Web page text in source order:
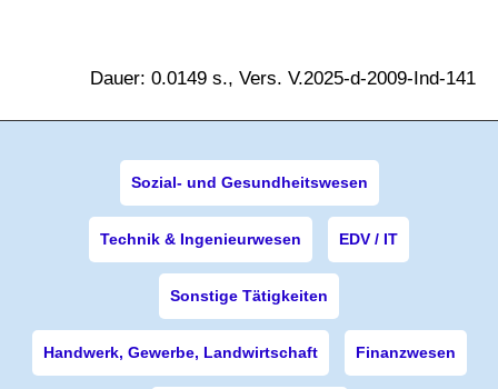
Dauer: 0.0149 s., Vers. V.2025-d-2009-Ind-141
Sozial- und Gesundheitswesen
Technik & Ingenieurwesen EDV / IT
Sonstige Tätigkeiten
Handwerk, Gewerbe, Landwirtschaft Finanzwesen